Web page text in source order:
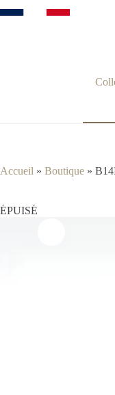
au
Accueil » Boutique »
ÉPUISÉ